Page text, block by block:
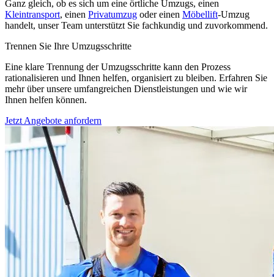
Ganz gleich, ob es sich um eine örtliche Umzugs, einen
Kleintransport, einen Privatumzug oder einen Möbellift-Umzug
handelt, unser Team unterstützt Sie fachkundig und zuvorkommend.
Trennen Sie Ihre Umzugsschritte
Eine klare Trennung der Umzugsschritte kann den Prozess
rationalisieren und Ihnen helfen, organisiert zu bleiben. Erfahren Sie
mehr über unsere umfangreichen Dienstleistungen und wie wir
Ihnen helfen können.
Jetzt Angebote anfordern